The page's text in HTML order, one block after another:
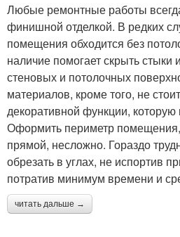
Любые ремонтные работы
финишной отделкой. В редких
помещения обходится без
наличие помогает скрыть стыки
стеновых и потолочных
материалов, кроме того, не
декоративной функции,
Оформить периметр помещения,
прямой, несложно. Гораздо
обрезать в углах, не испортив
потратив минимум времени и
читать дальше →